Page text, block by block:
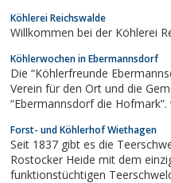
Köhlerei Reichswalde
Willkommen bei der Köhlerei
Köhlerwochen in Ebermannsdorf
Die “Köhlerfreunde
Verein für den Ort und die
“Ebermannsdorf die Hofmark”.
Forst- und Köhlerhof Wiethagen
Seit 1837 gibt es die
Rostocker Heide mit dem